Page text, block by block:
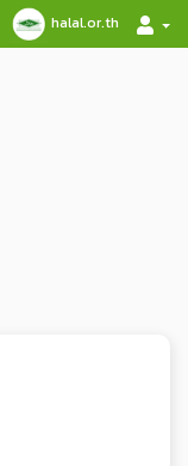
halal.or.th